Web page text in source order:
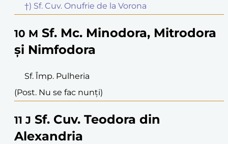
†) Sf. Cuv. Onufrie de la Vorona
10 M Sf. Mc. Minodora, Mitrodora
și Nimfodora
Sf. Împ. Pulheria
(Post. Nu se fac nunți)
11 J Sf. Cuv. Teodora din
Alexandria